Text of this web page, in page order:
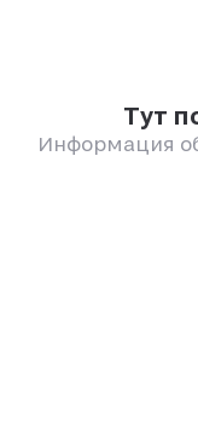
Тут
Информация